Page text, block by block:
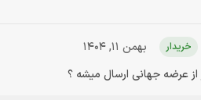
خریدار
بهمن 11, 1404
از عرضه جهانی ارسال میشه ؟